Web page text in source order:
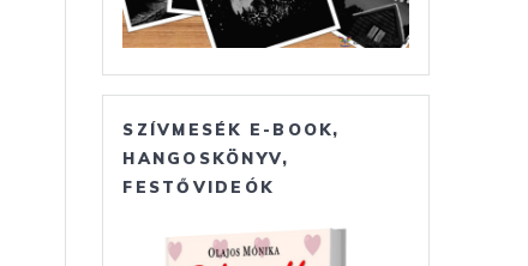
SZÍVMESÉK E-BOOK,
HANGOSKÖNYV,
FESTŐVIDEÓK